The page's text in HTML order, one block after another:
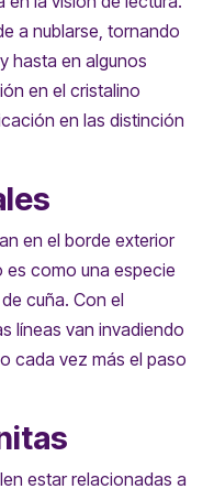
a nublarse, tornando
hasta en algunos
en el cristalino
en las distinción
en el borde exterior
es como una especie
cuña. Con el
líneas van invadiendo
cada vez más el paso
estar relacionadas a